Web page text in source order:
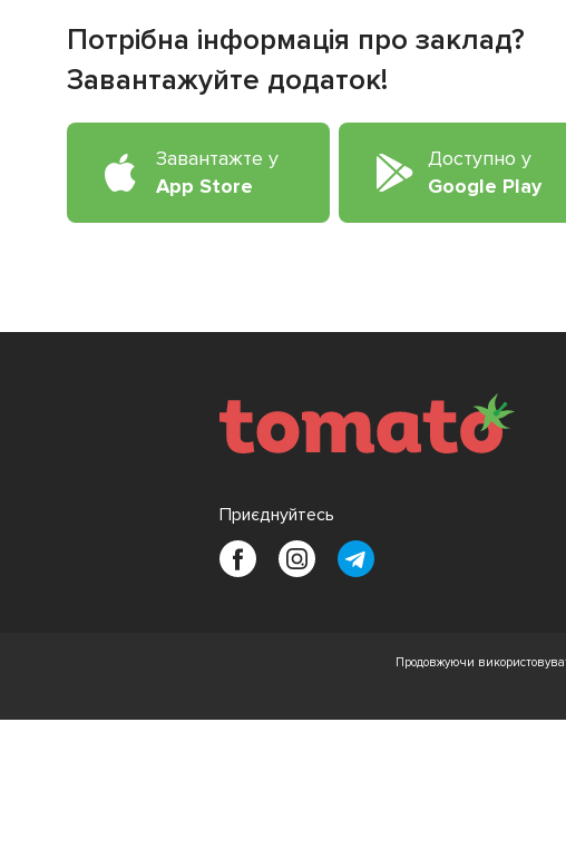
Потрібна інформація про заклад?
Завантажуйте додаток!
Завантажте у
App Store
Доступно у
Google Play
Приєднуйтесь
Продовжуючи